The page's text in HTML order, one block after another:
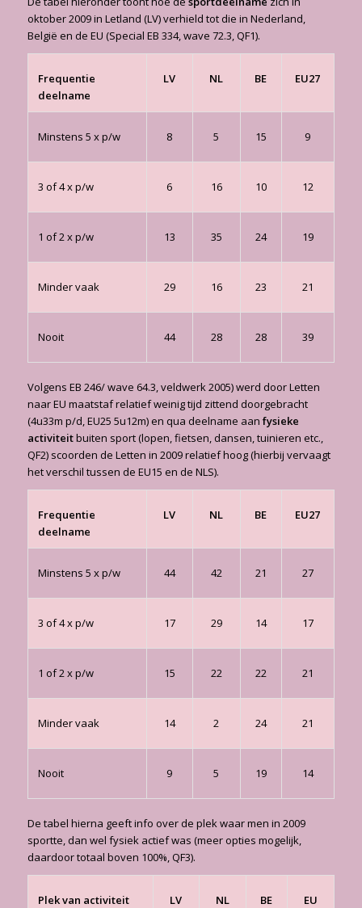
oktober 2009 in Letland (LV) verhield tot die in Nederland,
België en de EU (Special EB 334, wave 72.3, QF1).
Frequentie
deelname
LV NL BE EU27
Minstens 5 x p/w 8 5 15 9
3 of 4 x p/w 6 16 10 12
1 of 2 x p/w 13 35 24 19
Minder vaak 29 16 23 21
Nooit 44 28 28 39
Volgens EB 246/ wave 64.3, veldwerk 2005) werd door Letten
naar EU maatstaf relatief weinig tijd zittend doorgebracht
(4u33m p/d, EU25 5u12m) en qua deelname aan fysieke
activiteitbuiten sport (lopen, fietsen, dansen, tuinieren etc.,
QF2) scoorden de Letten in 2009 relatief hoog (hierbij vervaagt
het verschil tussen de EU15 en de NLS).
Frequentie
deelname
LV NL BE EU27
Minstens 5 x p/w 44 42 21 27
3 of 4 x p/w 17 29 14 17
1 of 2 x p/w 15 22 22 21
Minder vaak 14 2 24 21
Nooit 9 5 19 14
De tabel hierna geeft info over de plek waar men in 2009
sportte, dan wel fysiek actief was (meer opties mogelijk,
daardoor totaal boven 100%, QF3).
Plek van activiteit LV NL BE EU